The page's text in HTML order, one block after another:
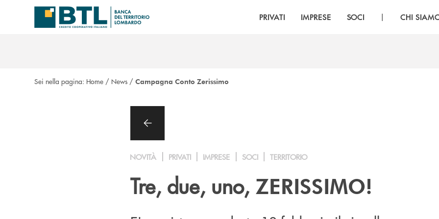
Salta al contenuto principale
PRIVATI IMPRESE SOCI | CHI
Sei nella pagina: Home / News / Campagna Conto Zerissimo
NOVITÀ PRIVATI IMPRESE SOCI TERRITORIO
Tre, due, uno, ZERISSIMO!